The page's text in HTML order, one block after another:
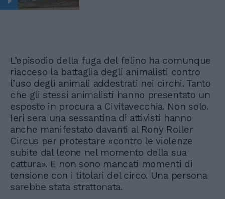
L’episodio della fuga del felino ha comunque
riacceso la battaglia degli animalisti contro
l’uso degli animali addestrati nei circhi. Tanto
che gli stessi animalisti hanno presentato un
esposto in procura a Civitavecchia. Non solo.
Ieri sera una sessantina di attivisti hanno
anche manifestato davanti al Rony Roller
Circus per protestare «contro le violenze
subite dal leone nel momento della sua
cattura». E non sono mancati momenti di
tensione con i titolari del circo. Una persona
sarebbe stata strattonata.